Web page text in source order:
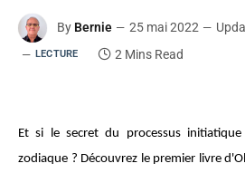
By Bernie 25 mai 2022
LECTURE 2 Mins Read
Et si le secret du processus
zodiaque ? Découvrez le premier livre